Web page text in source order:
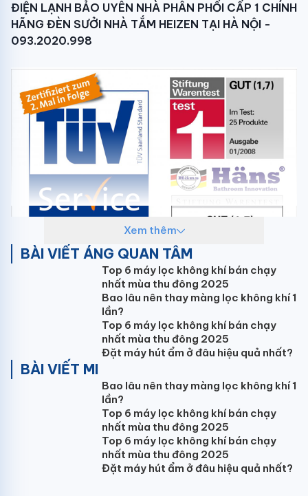
ĐIỆN LẠNH BẢO UYÊN NHÀ PHÂN PHỐI CẤP 1 CHÍNH
HÃNG ĐÈN SƯỞI NHÀ TẮM HEIZEN TẠI HÀ NỘI -
093.2020.998
Cam kết sản phẩm chính hãng 100%
Đèn sưởi nhà tắm
trong phòng tắm, sử dụng để sưởi ấm vào những ngày
trời lạnh, đặc biệt tốt cho người già và trẻ em, phụ nữ
sau sinh khi tắm. Ngoài ra,Đèn sưởi nhà tắm Heizen
còn có thiết kế đẹp và sang trọng hứa hẹn sẽ
là một điểm nhấn thẩm mỹ đắt giá, giúp tôn lên vẻ
đẹp cho phòng tắm của gia đình bạn.
Xem thêm
BÀI VIẾT ÁNG QUAN TÂM
Top 6 máy lọc không khí bán chạy
nhất mùa thu đông 2025
Bao lâu nên thay màng lọc không khí 1
lần?
Top 6 máy lọc không khí bán chạy
nhất mùa thu đông 2025
Đặt máy hút ẩm ở đâu hiệu quả nhất?
BÀI VIẾT MI
Bao lâu nên thay màng lọc không khí 1
lần?
Top 6 máy lọc không khí bán chạy
nhất mùa thu đông 2025
Top 6 máy lọc không khí bán chạy
nhất mùa thu đông 2025
Đặt máy hút ẩm ở đâu hiệu quả nhất?